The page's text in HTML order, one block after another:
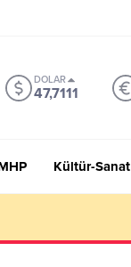
DOLAR
47,7111
Kültür-Sanat